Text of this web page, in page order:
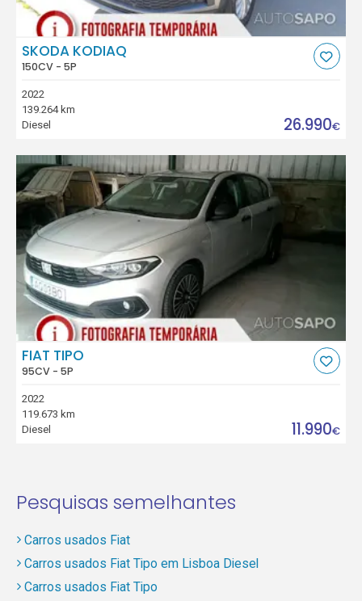
SKODA KODIAQ
150CV - 5P
2022
139.264 km
Diesel
26.990€
FIAT TIPO
95CV - 5P
2022
119.673 km
Diesel
11.990€
Pesquisas semelhantes
Carros usados Fiat
Carros usados Fiat Tipo em Lisboa Diesel
Carros usados Fiat Tipo